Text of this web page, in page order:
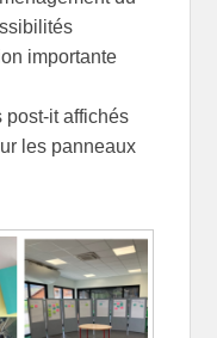
importante
post-it affichés
les panneaux